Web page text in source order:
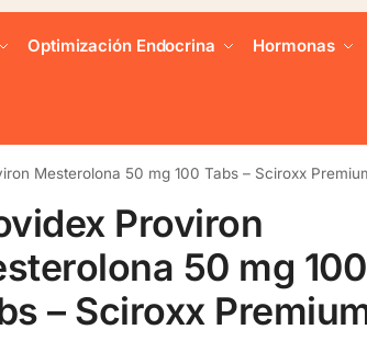
Optimización Endocrina Hormonas
Mesterolona 50 mg 100 Tabs – Sciroxx
Proviron
50 mg 100
– Sciroxx